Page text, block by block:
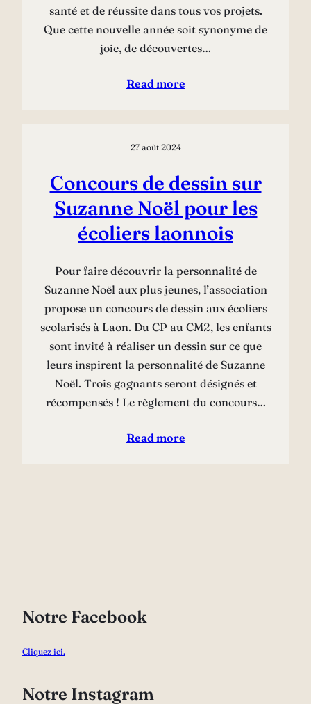
santé et de réussite dans tous vos projets.
Que cette nouvelle année soit synonyme de
joie, de découvertes…
Read more
27 août 2024
Concours de dessin sur
Suzanne Noël pour les
écoliers laonnois
Pour faire découvrir la personnalité de
Suzanne Noël aux plus jeunes, l’association
propose un concours de dessin aux écoliers
scolarisés à Laon. Du CP au CM2, les enfants
sont invité à réaliser un dessin sur ce que
leurs inspirent la personnalité de Suzanne
Noël. Trois gagnants seront désignés et
récompensés ! Le règlement du concours…
Read more
Notre Facebook
Cliquez ici.
Notre Instagram